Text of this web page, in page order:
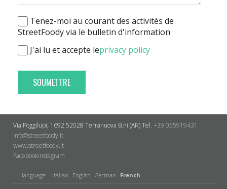
Tenez-moi au courant des activités de
StreetFoody via le bulletin d'information
J'ai lu et accepte leprivacy policy
SOUMETTRE
Via Poggilupi, 1692 52028 Terranuova B.ni (AR)Tel. +39 055919431
info@streetfoody.it
www.streetfoody.it
Facebook​Instagram
language: Italian English German French